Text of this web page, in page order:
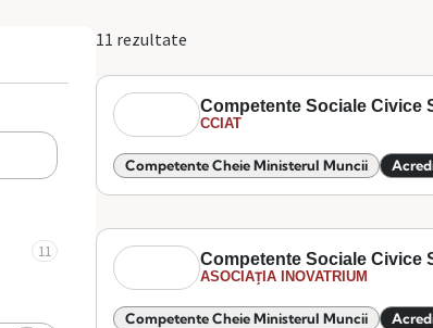
11
11 rezultate
Competente Sociale Civice
CCIAT
Competente Cheie Ministerul Muncii
Competente Sociale Civice
ASOCIAȚIA INOVATRIUM
Competente Cheie Ministerul Muncii